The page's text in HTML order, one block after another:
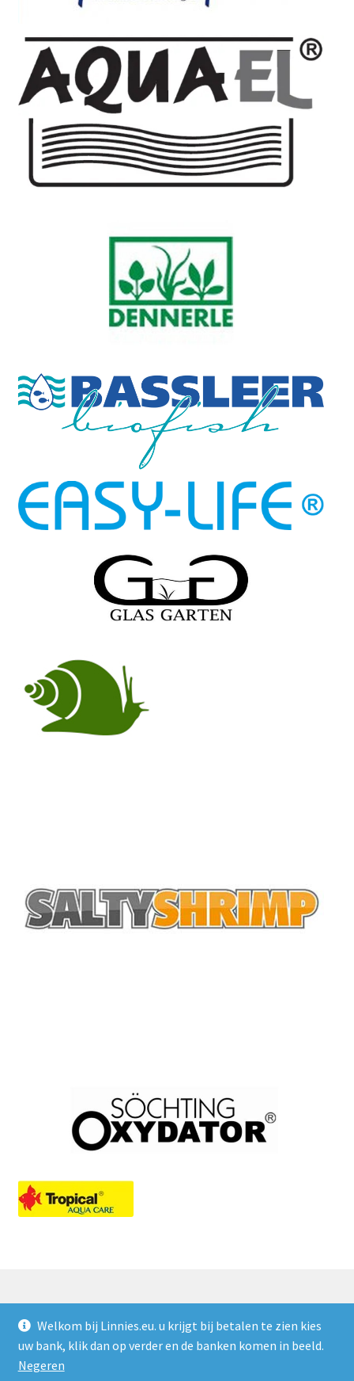
Welkom bij Linnies.eu. u krijgt bij betalen te zien kies
uw bank, klik dan op verder en de banken komen in beeld.
Negeren
© Linnies.eu 2026
Privacy Policy
Gebouwd met WooCommerce.